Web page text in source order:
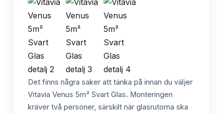
Det finns några saker att tänka på innan du väljer
Vitavia Venus 5m² Svart Glas. Monteringen
kräver två personer, särskilt när glasrutorna ska